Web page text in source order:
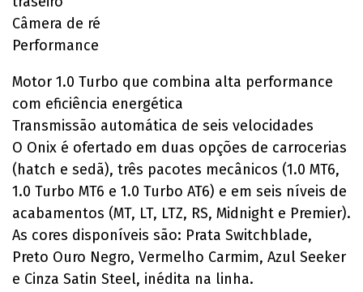
Câmera de ré
Performance
Motor 1.0 Turbo que combina alta performance
com eficiência energética
Transmissão automática de seis velocidades
O Onix é ofertado em duas opções de carrocerias
(hatch e sedã), três pacotes mecânicos (1.0 MT6,
1.0 Turbo MT6 e 1.0 Turbo AT6) e em seis níveis de
acabamentos (MT, LT, LTZ, RS, Midnight e Premier).
As cores disponíveis são: Prata Switchblade,
Preto Ouro Negro, Vermelho Carmim, Azul Seeker
e Cinza Satin Steel, inédita na linha.